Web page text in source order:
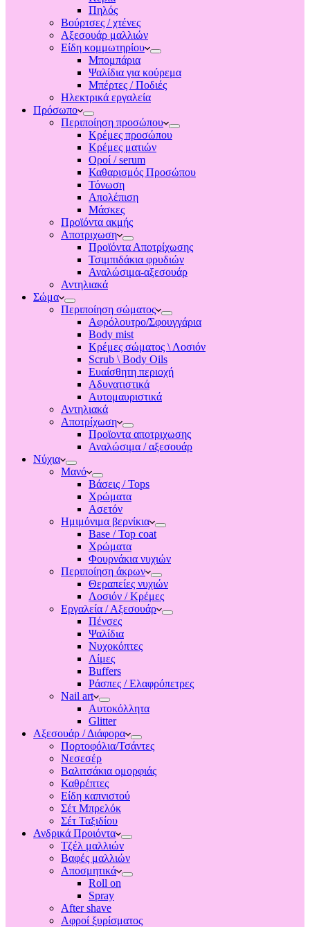
Πηλός
Βούρτσες / χτένες
Αξεσουάρ μαλλιών
Είδη κομμωτηρίου
Μπομπάρια
Ψαλίδια για κούρεμα
Μπέρτες / Ποδιές
Ηλεκτρικά εργαλεία
Πρόσωπο
Περιποίηση προσώπου
Κρέμες προσώπου
Κρέμες ματιών
Οροί / serum
Καθαρισμός Προσώπου
Τόνωση
Απολέπιση
Μάσκες
Προϊόντα ακμής
Αποτριχωση
Προϊόντα Αποτρίχωσης
Τσιμπιδάκια φρυδιών
Αναλώσιμα-αξεσουάρ
Αντηλιακά
Σώμα
Περιποίηση σώματος
Αφρόλουτρο/Σφουγγάρια
Body mist
Κρέμες σώματος \ Λοσιόν
Scrub \ Body Oils
Ευαίσθητη περιοχή
Αδυνατιστικά
Αυτομαυριστικά
Αντηλιακά
Αποτρίχωση
Προϊοντα αποτριχωσης
Αναλώσιμα / αξεσουάρ
Νύχια
Μανό
Βάσεις / Tops
Χρώματα
Ασετόν
Ημιμόνιμα βερνίκια
Base / Top coat
Χρώματα
Φουρνάκια νυχιών
Περιποίηση άκρων
Θεραπείες νυχιών
Λοσιόν / Κρέμες
Εργαλεία / Αξεσουάρ
Πένσες
Ψαλίδια
Νυχοκόπτες
Λίμες
Buffers
Ράσπες / Ελαφρόπετρες
Nail art
Αυτοκόλλητα
Glitter
Αξεσουάρ / Διάφορα
Πορτοφόλια/Τσάντες
Νεσεσέρ
Βαλιτσάκια ομορφιάς
Καθρέπτες
Είδη καπνιστού
Σέτ Μπρελόκ
Σέτ Ταξιδίου
Ανδρικά Προιόντα
Τζέλ μαλλιών
Βαφές μαλλιών
Αποσμητικά
Roll on
Spray
After shave
Αφροί ξυρίσματος